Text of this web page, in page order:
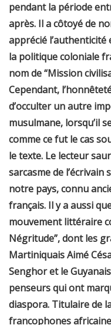
pendant la période
après. Il a côtoyé de
apprécié
la politique coloniale
nom de “Mission
Cependant,
d’occulter un autre
musulmane, lorsqu’il
comme ce fut le cas
le texte. Le lecteur
sarcasme de
notre pays, connu
français. Il y a aussi
mouvement littéraire
Négritude”, dont les
Martiniquais Aimé
Senghor et le
penseurs qui ont
diaspora. Titulaire de
francophones